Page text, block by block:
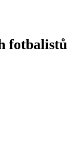
fotbalistů